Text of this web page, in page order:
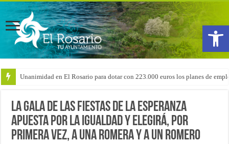
Abrir
Unanimidad en El Rosario para dotar con 223.000 euros los planes de
Arranca la reforma del CEIP San Isidro con las demoliciones para la
La Gala de las fiestas de La Esperanza
apuesta por la igualdad y elegirá, por
primera vez, a una Romera y a un Romero